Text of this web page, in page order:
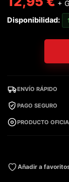
+
Disponibilidad:
ENVÍO RÁPIDO
PAGO SEGURO
PRODUCTO
Añadir a